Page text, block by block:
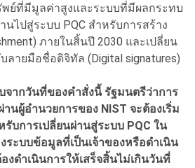
ย์ที่มีมูลค่าสูงและระบบที่มีผลกระทบ
นไปสู่ระบบ PQC สำหรับการสร้าง
ภายในสิ้นปี 2030 และเปลี่ยน
ลายมือชื่อดิจิทัล (Digital signatures)
จากวันที่ของคำสั่งนี้ รัฐมนตรีว่าการ
นผู้อำนวยการของ NIST จะต้องเริ่ม
บการเปลี่ยนผ่านสู่ระบบ PQC ใน
ระบบข้อมูลที่เป็นเจ้าของหรือดำเนิน
งดำเนินการให้เสร็จสิ้นไม่เกินวันที่